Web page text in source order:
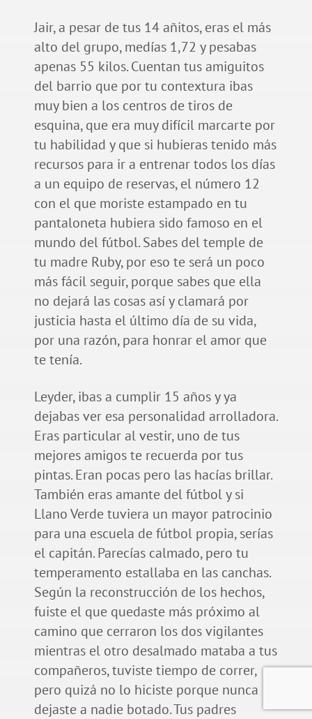
Jair, a pesar de tus 14 añitos, eras el más
alto del grupo, medías 1,72 y pesabas
apenas 55 kilos. Cuentan tus amiguitos
del barrio que por tu contextura ibas
muy bien a los centros de tiros de
esquina, que era muy difícil marcarte por
tu habilidad y que si hubieras tenido más
recursos para ir a entrenar todos los días
a un equipo de reservas, el número 12
con el que moriste estampado en tu
pantaloneta hubiera sido famoso en el
mundo del fútbol. Sabes del temple de
tu madre Ruby, por eso te será un poco
más fácil seguir, porque sabes que ella
no dejará las cosas así y clamará por
justicia hasta el último día de su vida,
por una razón, para honrar el amor que
te tenía.
Leyder, ibas a cumplir 15 años y ya
dejabas ver esa personalidad arrolladora.
Eras particular al vestir, uno de tus
mejores amigos te recuerda por tus
pintas. Eran pocas pero las hacías brillar.
También eras amante del fútbol y si
Llano Verde tuviera un mayor patrocinio
para una escuela de fútbol propia, serías
el capitán. Parecías calmado, pero tu
temperamento estallaba en las canchas.
Según la reconstrucción de los hechos,
fuiste el que quedaste más próximo al
camino que cerraron los dos vigilantes
mientras el otro desalmado mataba a tus
compañeros, tuviste tiempo de correr,
pero quizá no lo hiciste porque nunca
dejaste a nadie botado. Tus padres